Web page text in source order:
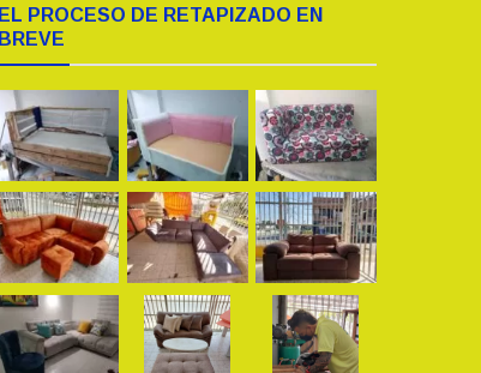
EL PROCESO DE RETAPIZADO EN
BREVE